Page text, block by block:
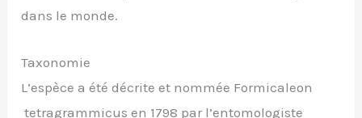
dans le monde.
Taxonomie
L’espèce a été décrite et nommée Formicaleon
tetragrammicus en 1798 par l’entomologiste